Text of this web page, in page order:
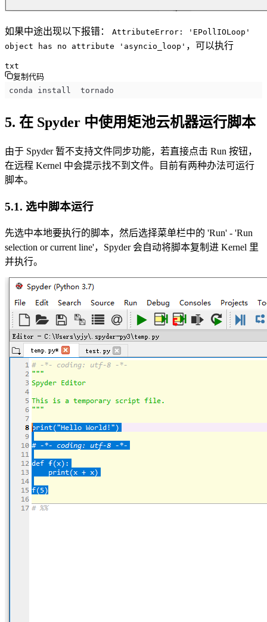
如果中途出现以下报错： AttributeError: 'EPollIOLoop'
object has no attribute 'asyncio_loop' ，可以执行
txt
复制代码
conda install  tornado
5. 在 Spyder 中使用矩池云机器运行脚本
由于 Spyder 暂不支持文件同步功能，若直接点击 Run 按钮，
在远程 Kernel 中会提示找不到文件。目前有两种办法可运行
脚本。
5.1. 选中脚本运行
先选中本地要执行的脚本，然后选择菜单栏中的 'Run' - 'Run
selection or current line'，Spyder 会自动将脚本复制进 Kernel 里
并执行。